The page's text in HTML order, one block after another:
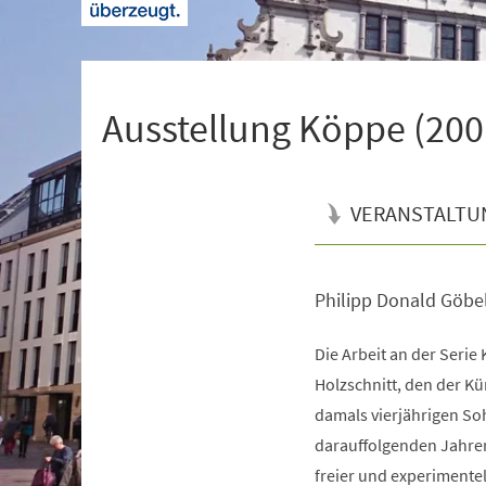
Ausstellung Köppe
Philipp Donald
Die Arbeit an der Serie
Holzschnitt, den der
damals vierjährigen
darauffolgenden
freier und